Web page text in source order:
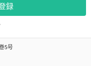
録
5号